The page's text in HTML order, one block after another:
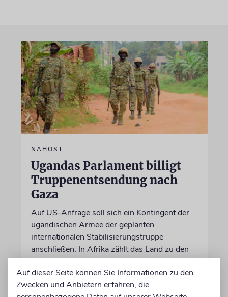
NAHOST
Ugandas Parlament billigt
Truppenentsendung nach
Gaza
Auf US-Anfrage soll sich ein Kontingent der
ugandischen Armee der geplanten
internationalen Stabilisierungstruppe
anschließen. In Afrika zählt das Land zu den
größten Truppenstellern für
Friedensmissionen
Auf dieser Seite können Sie Informationen zu den
Zwecken und Anbietern erfahren, die